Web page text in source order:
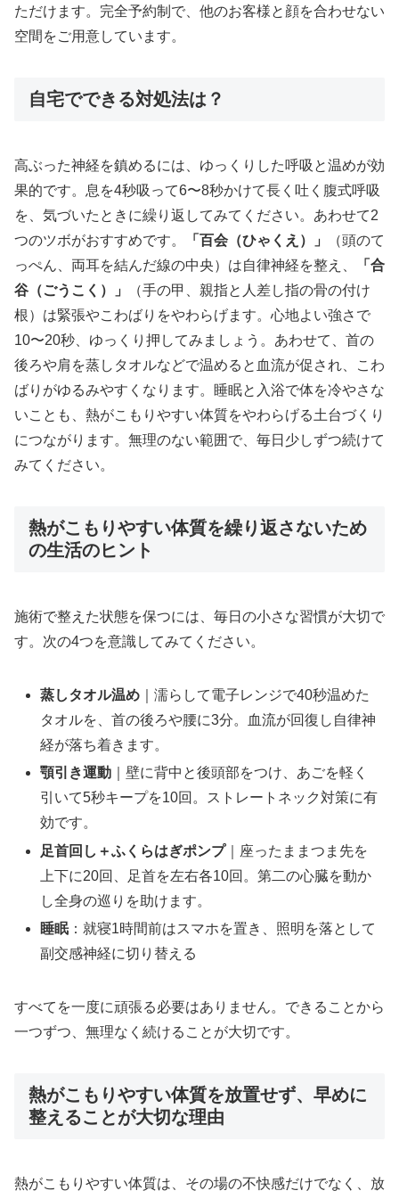
ただけます。完全予約制で、他のお客様と顔を合わせない
空間をご用意しています。
自宅でできる対処法は？
高ぶった神経を鎮めるには、ゆっくりした呼吸と温めが効
果的です。息を4秒吸って6〜8秒かけて長く吐く腹式呼吸
を、気づいたときに繰り返してみてください。あわせて2
つのツボがおすすめです。
「百会（ひゃくえ）」
（頭のて
っぺん、両耳を結んだ線の中央）は自律神経を整え、
「合
谷（ごうこく）」
（手の甲、親指と人差し指の骨の付け
根）は緊張やこわばりをやわらげます。心地よい強さで
10〜20秒、ゆっくり押してみましょう。あわせて、首の
後ろや肩を蒸しタオルなどで温めると血流が促され、こわ
ばりがゆるみやすくなります。睡眠と入浴で体を冷やさな
いことも、熱がこもりやすい体質をやわらげる土台づくり
につながります。無理のない範囲で、毎日少しずつ続けて
みてください。
熱がこもりやすい体質を繰り返さないため
の生活のヒント
施術で整えた状態を保つには、毎日の小さな習慣が大切で
す。次の4つを意識してみてください。
蒸しタオル温め ｜濡らして電子レンジで40秒温めた
タオルを、首の後ろや腰に3分。血流が回復し自律神
経が落ち着きます。
顎引き運動 ｜壁に背中と後頭部をつけ、あごを軽く
引いて5秒キープを10回。ストレートネック対策に有
効です。
足首回し＋ふくらはぎポンプ｜座ったままつま先を
上下に20回、足首を左右各10回。第二の心臓を動か
し全身の巡りを助けます。
睡眠：就寝1時間前はスマホを置き、照明を落として
副交感神経に切り替える
すべてを一度に頑張る必要はありません。できることから
一つずつ、無理なく続けることが大切です。
熱がこもりやすい体質を放置せず、早めに
整えることが大切な理由
熱がこもりやすい体質は、その場の不快感だけでなく、放